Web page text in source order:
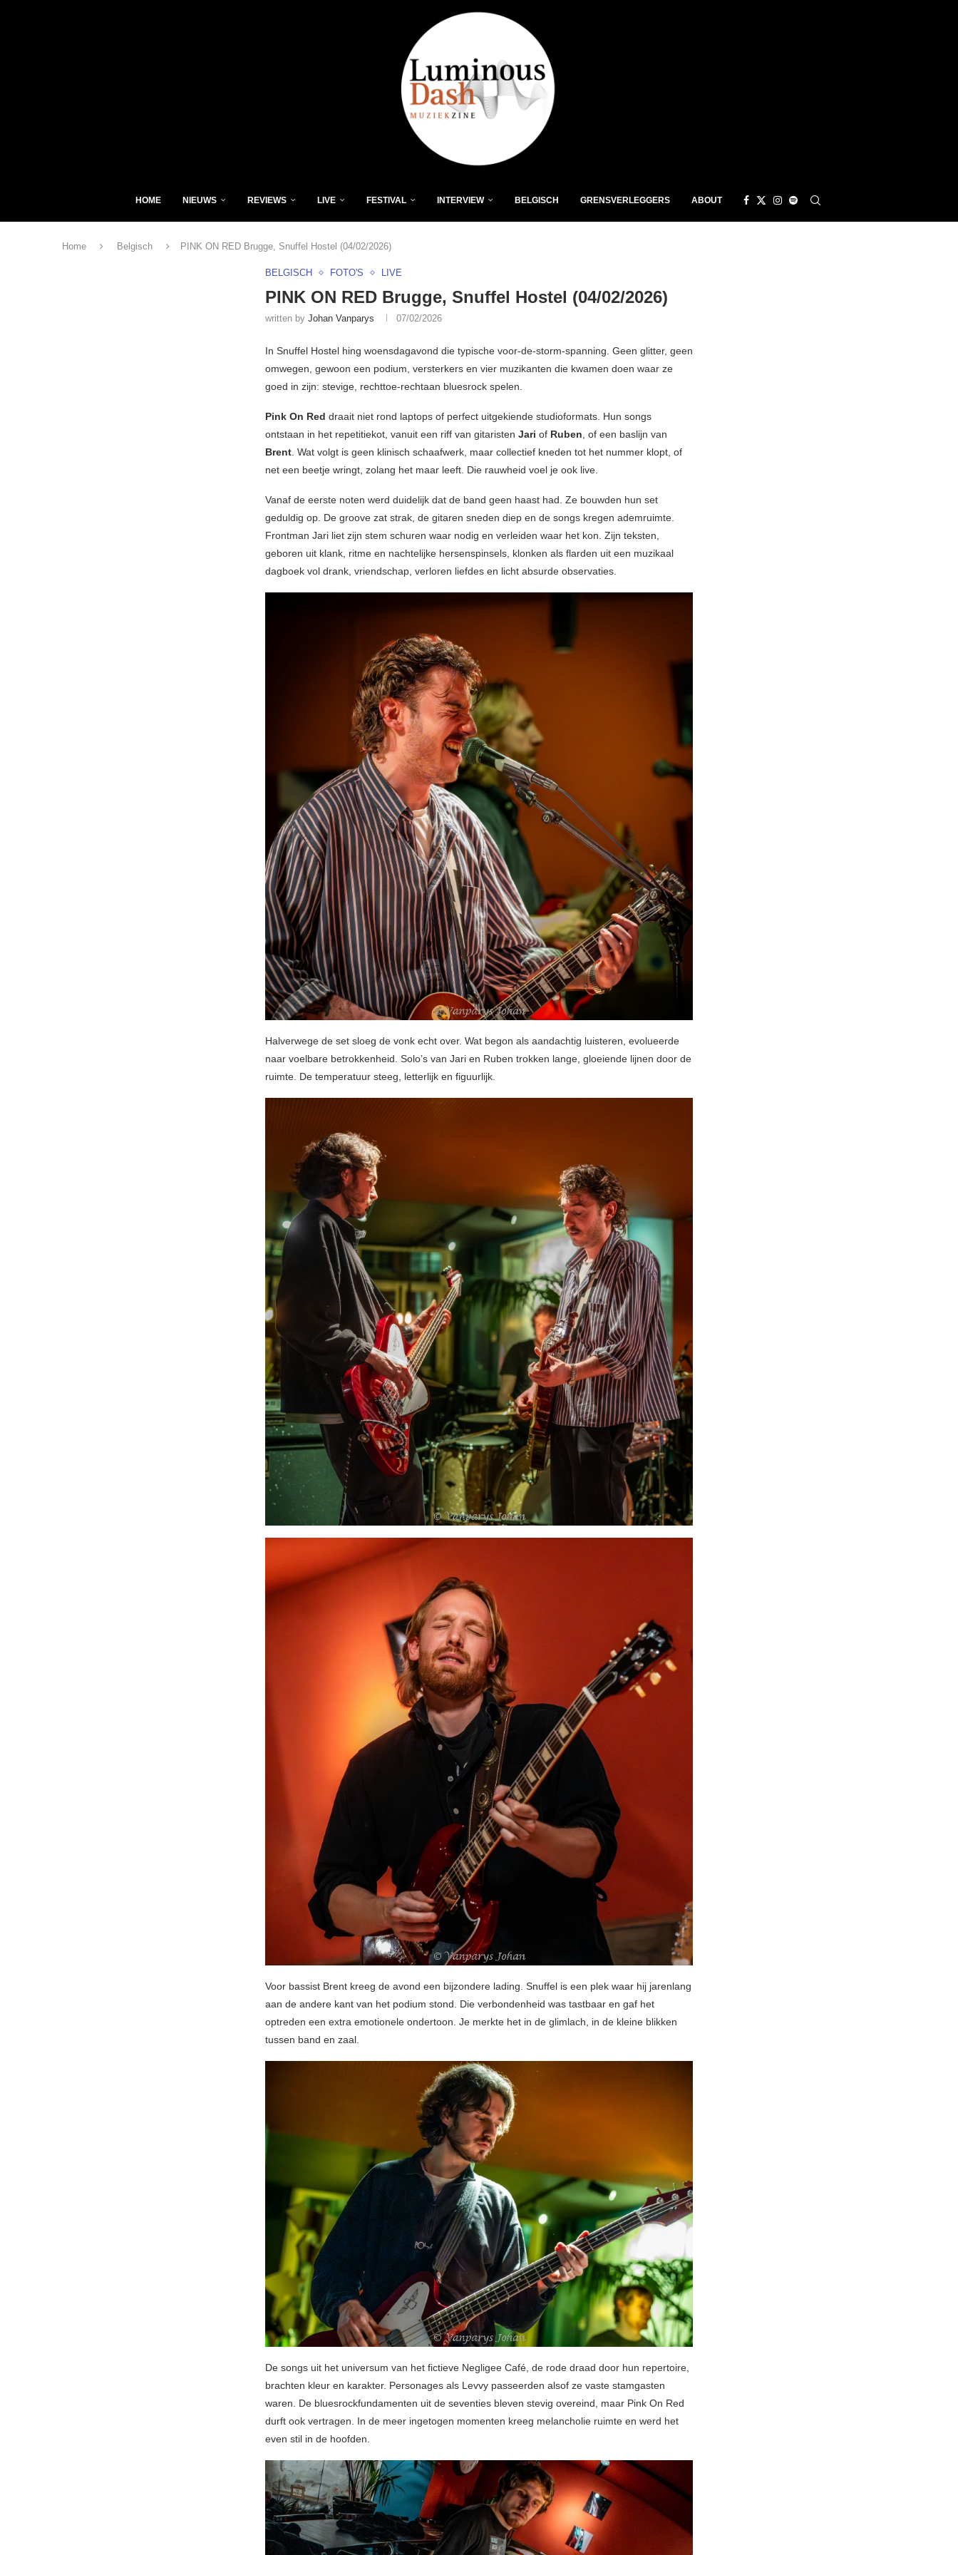
HOME NIEUWS REVIEWS LIVE FESTIVAL INTERVIEW BELGISCH GRENSVERLEGGERS ABOUT
Home Belgisch PINK ON RED Brugge, Snuffel Hostel (04/02/2026)
BELGISCH FOTO'S LIVE
PINK ON RED Brugge, Snuffel Hostel (04/02/2026)
written by Johan Vanparys 07/02/2026
In Snuffel Hostel hing woensdagavond die typische voor-de-storm-spanning. Geen glitter, geen
omwegen, gewoon een podium, versterkers en vier muzikanten die kwamen doen waar ze
goed in zijn: stevige, rechttoe-rechtaan bluesrock spelen.
Pink On Red draait niet rond laptops of perfect uitgekiende studioformats. Hun songs
ontstaan in het repetitiekot, vanuit een riff van gitaristen Jari of Ruben, of een baslijn van
Brent. Wat volgt is geen klinisch schaafwerk, maar collectief kneden tot het nummer klopt, of
net een beetje wringt, zolang het maar leeft. Die rauwheid voel je ook live.
Vanaf de eerste noten werd duidelijk dat de band geen haast had. Ze bouwden hun set
geduldig op. De groove zat strak, de gitaren sneden diep en de songs kregen ademruimte.
Frontman Jari liet zijn stem schuren waar nodig en verleiden waar het kon. Zijn teksten,
geboren uit klank, ritme en nachtelijke hersenspinsels, klonken als flarden uit een muzikaal
dagboek vol drank, vriendschap, verloren liefdes en licht absurde observaties.
Halverwege de set sloeg de vonk echt over. Wat begon als aandachtig luisteren, evolueerde
naar voelbare betrokkenheid. Solo’s van Jari en Ruben trokken lange, gloeiende lijnen door de
ruimte. De temperatuur steeg, letterlijk en figuurlijk.
Voor bassist Brent kreeg de avond een bijzondere lading. Snuffel is een plek waar hij jarenlang
aan de andere kant van het podium stond. Die verbondenheid was tastbaar en gaf het
optreden een extra emotionele ondertoon. Je merkte het in de glimlach, in de kleine blikken
tussen band en zaal.
De songs uit het universum van het fictieve Negligee Café, de rode draad door hun repertoire,
brachten kleur en karakter. Personages als Levvy passeerden alsof ze vaste stamgasten
waren. De bluesrockfundamenten uit de seventies bleven stevig overeind, maar Pink On Red
durft ook vertragen. In de meer ingetogen momenten kreeg melancholie ruimte en werd het
even stil in de hoofden.